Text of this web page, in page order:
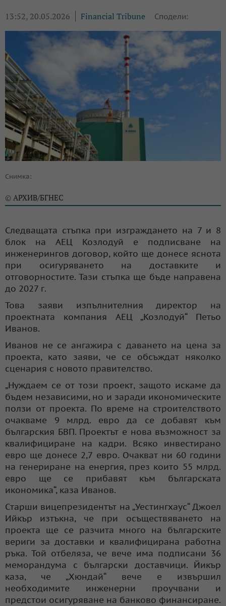
13:52, 20.05.2026 Financial Tribune Сподели:
Снимка:
© АРХИВ/БГНЕС
Следващата стъпка при изграждането на 7 и 8
блок на АЕЦ Козлодуй е подписване на
инженерингов договор, който ще донесе яснота
при осигуряването на доставките и
отговорностите. Тази стъпка ще бъде направена
до 2027 г.
Това заяви изпълнителния директор на
проектната компания АЕЦ „Козлодуй“ Петьо
Иванов.
Иванов не се ангажира с даването на цена за
проекта, като заяви, че се обсъждат няколко
сценария с новото правителство.
„Нуждаем се от този проект, защото искаме да
бъдем независими, но и заради икономическите
ползи от проекта. По време на строителството
очакваме 9 млрд. евро да се добавят към
българския БВП. Проектът е нова възможност за
квалифициране на кадри. Всяко инвестирано
евро ще донесе 2,7 евро. Очакват ни 60 години
на генериране на енергия, през които 55 млрд.
евро ще се прибавят към българската
икономика“, каза Иванов.
Старши вицепрезидентът на „Уестингхаус“ Джоел
Ийкър изтъкна, че при осъществяването на
проекта ще се разчита много на българските
вериги за доставки и квалифицирана работна
ръка. Той отбеляза, че вече има подписани 36
меморандума с български доставчици. Йикър
каза, че „Хюндай“ вече е извършил
необходимите инженерни проучвани и
предстои осигуряване на банково финансиране.